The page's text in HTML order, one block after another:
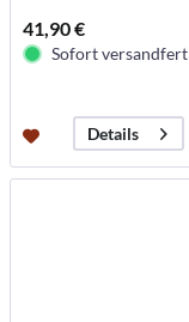
41,90 €
Sofort
Details